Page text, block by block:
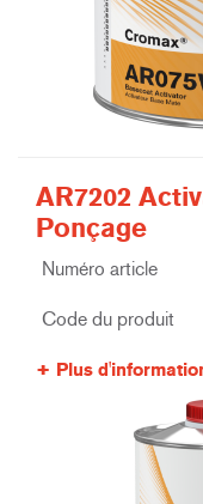
AR7202
Ponçage
Numéro article
Code du produit
Plus